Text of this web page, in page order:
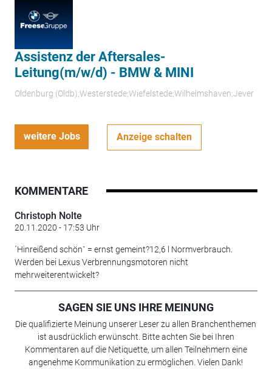
Assistenz der Aftersales-
Leitung(m/w/d) - BMW & MINI
Oldenburg (Oldb);Westerstede;Wiefelstede;Wilhelmshaven;Jever
weitere Jobs Anzeige schalten
KOMMENTARE
Christoph Nolte
20.11.2020 - 17:53 Uhr
´Hinreißend schönˋ = ernst gemeint?12,6 l Normverbrauch.
Werden bei Lexus Verbrennungsmotoren nicht
mehrweiterentwickelt?
SAGEN SIE UNS IHRE MEINUNG
Die qualifizierte Meinung unserer Leser zu allen Branchenthemen
ist ausdrücklich erwünscht. Bitte achten Sie bei Ihren
Kommentaren auf die Netiquette, um allen Teilnehmern eine
angenehme Kommunikation zu ermöglichen. Vielen Dank!